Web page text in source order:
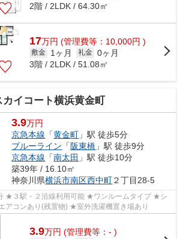
2階 / 2LDK / 64.30㎡
17万円 (管理費等：10,000円 )
敷金 1ヶ月 礼金 0ヶ月
3階 / 2LDK / 51.08㎡
カイコート横浜黄金町
3.9万円
京急本線 「黄金町 」駅 徒歩5分
ブルーライン 「 阪東橋 」駅 徒歩9分
京急本線 「南太田 」駅 徒歩10分
築39年 / 16.10㎡
神奈川県横浜市南区西中町２丁目28-5
★３駅・２沿線利用可能 ★ワンルームタイプ ★シ
アコンあり(残置物) ★室外洗濯機置き場あり
3.9万円 (管理費等：- )